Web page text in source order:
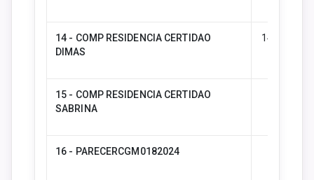
14 - COMP RESIDENCIA CERTIDAO
DIMAS
14 - COMP
15 - COMP RESIDENCIA CERTIDAO
SABRINA
16 - PARECERCGM0182024